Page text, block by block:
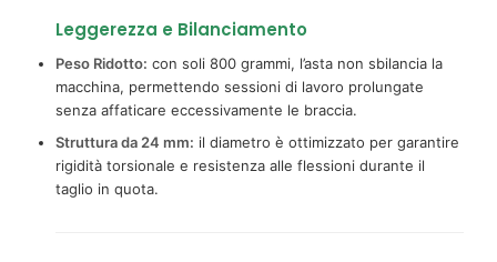
Leggerezza e Bilanciamento
Peso Ridotto: con soli 800 grammi, l’asta non sbilancia la
macchina, permettendo sessioni di lavoro prolungate
senza affaticare eccessivamente le braccia.
Struttura da 24 mm: il diametro è ottimizzato per garantire
rigidità torsionale e resistenza alle flessioni durante il
taglio in quota.